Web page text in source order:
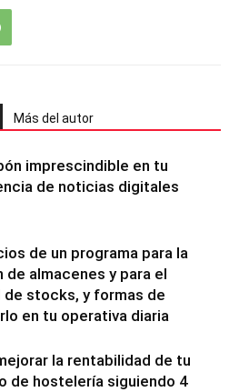
Más del autor
imprescindible en tu
de noticias digitales
de un programa para la
de almacenes y para el
stocks, y formas de
en tu operativa diaria
la rentabilidad de tu
de hostelería siguiendo 4